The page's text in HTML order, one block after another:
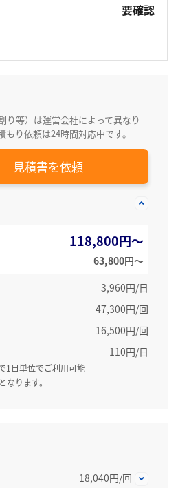
要確認
り等）は運営会社によって異なり
り依頼は24時間対応中です。
見積書を依頼
118,800円～
63,800円〜
3,960円/日
47,300円/回
16,500円/回
110円/日
1日単位でご利用可能
ります。
18,040円/回